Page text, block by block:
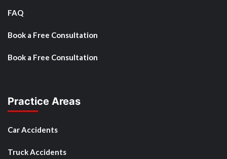
FAQ
Book a Free Consultation
Book a Free Consultation
Practice Areas
Car Accidents
Truck Accidents